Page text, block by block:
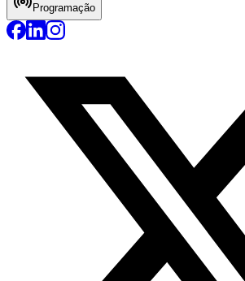
Programação